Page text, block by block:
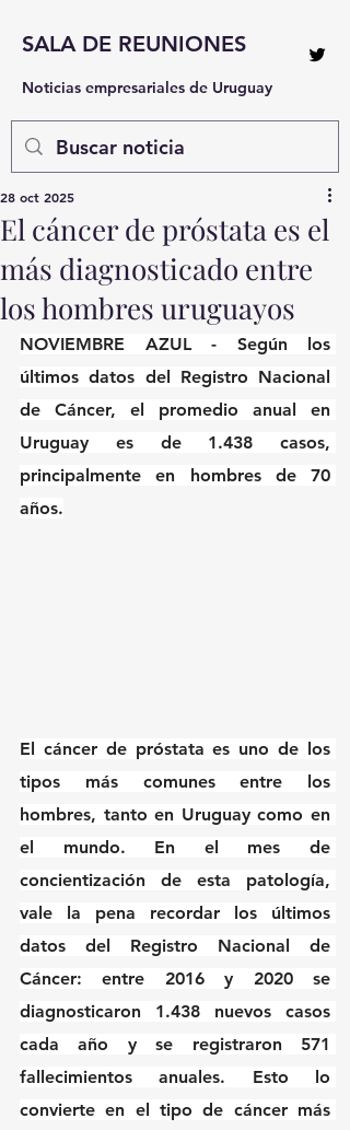
SALA DE REUNIONES
Noticias empresariales de Uruguay
El cáncer de próstata es el
más diagnosticado entre
los hombres uruguayos
28 oct 2025
NOVIEMBRE AZUL - Según los
últimos datos del Registro Nacional
de Cáncer, el promedio anual en
Uruguay es de 1.438 casos,
principalmente en hombres de 70
años.
El cáncer de próstata es uno de los
tipos más comunes entre los
hombres, tanto en Uruguay como en
el mundo. En el mes de
concientización de esta patología,
vale la pena recordar los últimos
datos del Registro Nacional de
Cáncer: entre 2016 y 2020 se
diagnosticaron 1.438 nuevos casos
cada año y se registraron 571
fallecimientos anuales. Esto lo
convierte en el tipo de cáncer más